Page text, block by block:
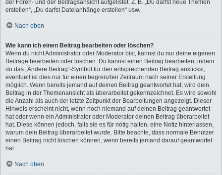
der Foren- und der Beitragsansicht aufgelistet. Z. B. „Du darfst neue Themen
erstellen“, „Du darfst Dateianhänge erstellen“ usw.
Nach oben
Wie kann ich einen Beitrag bearbeiten oder löschen?
Wenn du nicht Administrator oder Moderator bist, kannst du nur deine eigenen
Beiträge bearbeiten oder löschen. Du kannst einen Beitrag bearbeiten, indem
du das „Ändere Beitrag“-Symbol für den entsprechenden Beitrag anklickst;
eventuell ist dies nur für einen begrenzten Zeitraum nach seiner Erstellung
möglich. Wenn bereits jemand auf deinen Beitrag geantwortet hat, wird dein
Beitrag in der Themenansicht als überarbeitet gekennzeichnet. Es wird sowohl
die Anzahl als auch der letzte Zeitpunkt der Bearbeitungen angezeigt. Dieser
Hinweis erscheint nicht, wenn noch niemand auf deinen Beitrag geantwortet
hat oder wenn ein Administrator oder Moderator deinen Beitrag überarbeitet
hat. Diese können jedoch, falls sie es für nötig halten, eine Notiz hinterlassen,
warum dein Beitrag überarbeitet wurde. Bitte beachte, dass normale Benutzer
einen Beitrag nicht löschen können, wenn bereits jemand darauf geantwortet
hat.
Nach oben